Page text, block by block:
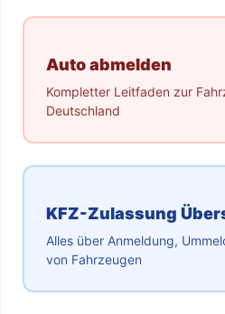
Auto abmelden
Kompletter Leitfaden zur
Deutschland
KFZ-Zulassung
Alles über Anmeldung,
von Fahrzeugen